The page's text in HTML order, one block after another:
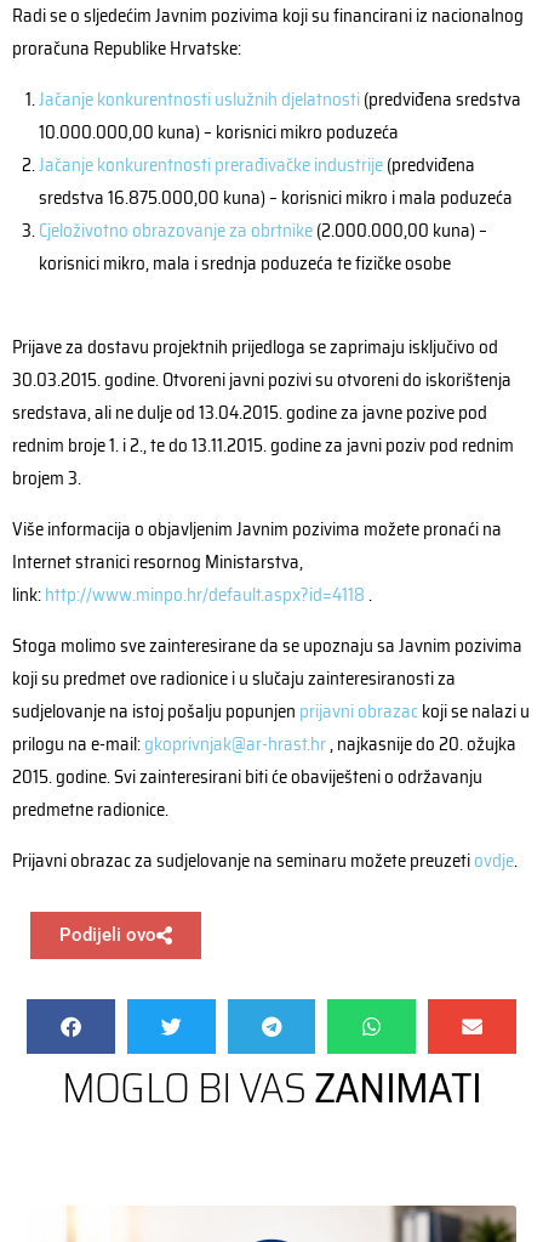
Radi se o sljedećim Javnim pozivima koji su financirani iz nacionalnog
proračuna Republike Hrvatske:
Jačanje konkurentnosti uslužnih djelatnosti(predviđena sredstva
10.000.000,00 kuna) – korisnici mikro poduzeća
Jačanje konkurentnosti prerađivačke industrije(predviđena
sredstva 16.875.000,00 kuna) – korisnici mikro i mala poduzeća
Cjeloživotno obrazovanje za obrtnike(2.000.000,00 kuna) –
korisnici mikro, mala i srednja poduzeća te fizičke osobe
Prijave za dostavu projektnih prijedloga se zaprimaju isključivo od
30.03.2015. godine. Otvoreni javni pozivi su otvoreni do iskorištenja
sredstava, ali ne dulje od 13.04.2015. godine za javne pozive pod
rednim broje 1. i 2., te do 13.11.2015. godine za javni poziv pod rednim
brojem 3.
Više informacija o objavljenim Javnim pozivima možete pronaći na
Internet stranici resornog Ministarstva,
link:http://www.minpo.hr/default.aspx?id=4118.
Stoga molimo sve zainteresirane da se upoznaju sa Javnim pozivima
koji su predmet ove radionice i u slučaju zainteresiranosti za
sudjelovanje na istoj pošalju popunjen prijavni obrazackoji se nalazi u
prilogu na e-mail:gkoprivnjak@ar-hrast.hr, najkasnije do 20. ožujka
2015. godine. Svi zainteresirani biti će obaviješteni o održavanju
predmetne radionice.
Prijavni obrazac za sudjelovanje na seminaru možete preuzetiovdje.
Podijeli ovo
MOGLO BI VASZANIMATI